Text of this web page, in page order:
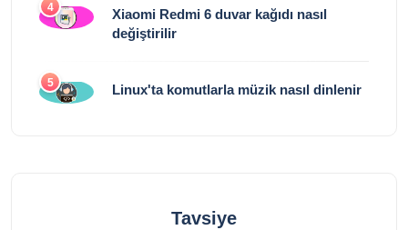
4
Xiaomi Redmi 6 duvar kağıdı nasıl
değiştirilir
5 Linux'ta komutlarla müzik nasıl dinlenir
Tavsiye